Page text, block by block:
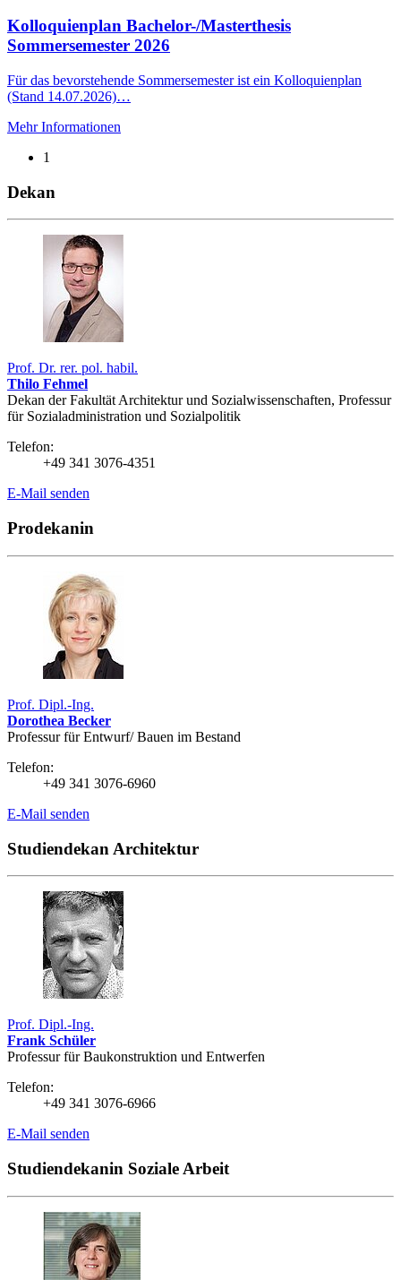
Kolloquienplan Bachelor-/Masterthesis
Sommersemester 2026
Für das bevorstehende Sommersemester ist ein Kolloquienplan
(Stand 14.07.2026)…
Mehr Informationen
1
Dekan
Prof. Dr. rer. pol. habil.
Thilo Fehmel
Dekan der Fakultät Architektur und Sozialwissenschaften, Professur
für Sozialadministration und Sozialpolitik
Telefon:
+49 341 3076-4351
E-Mail senden
Prodekanin
Prof. Dipl.-Ing.
Dorothea Becker
Professur für Entwurf/ Bauen im Bestand
Telefon:
+49 341 3076-6960
E-Mail senden
Studiendekan Architektur
Prof. Dipl.-Ing.
Frank Schüler
Professur für Bau­konstruk­tion und Entwerfen
Telefon:
+49 341 3076-6966
E-Mail senden
Studiendekanin Soziale Arbeit